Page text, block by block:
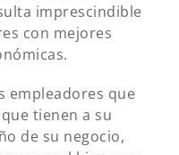
imprescindible
con mejores
empleadores que
tienen a su
de su negocio,